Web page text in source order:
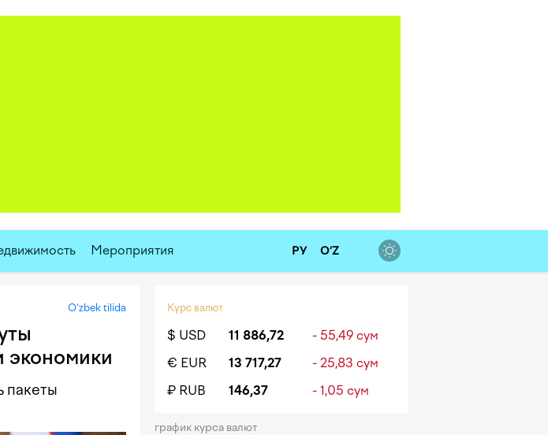
Мероприятия РУ O‘Z
O‘zbek tilida
экономики
пакеты
Курс валют
$ USD 11 886,72
- 55,49 сум
€ EUR
13 717,27
- 25,83 сум
₽ RUB
146,37 - 1,05 сум
график курса валют